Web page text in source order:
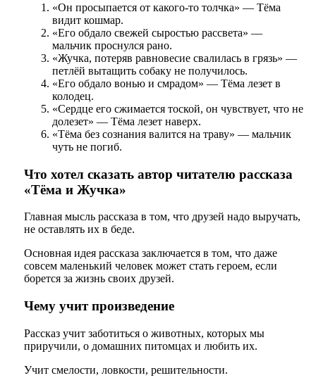
«Он просыпается от какого-то толчка» — Тёма
видит кошмар.
«Его обдало свежей сыростью рассвета» —
мальчик проснулся рано.
«Жучка, потеряв равновесие свалилась в грязь» —
петлёй вытащить собаку не получилось.
«Его обдало вонью и смрадом» — Тёма лезет в
колодец.
«Сердце его сжимается тоской, он чувствует, что не
долезет» — Тёма лезет наверх.
«Тёма без сознания валится на траву» — мальчик
чуть не погиб.
Что хотел сказать автор читателю рассказа
«Тёма и Жучка»
Главная мысль рассказа в том, что друзей надо выручать,
не оставлять их в беде.
Основная идея рассказа заключается в том, что даже
совсем маленький человек может стать героем, если
борется за жизнь своих друзей.
Чему учит произведение
Рассказ учит заботиться о животных, которых мы
приручили, о домашних питомцах и любить их.
Учит смелости, ловкости, решительности.